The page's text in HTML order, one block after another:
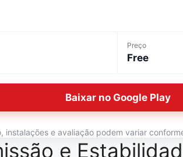
Preço
Free
Baixar no Google Play
instalações e avaliação podem variar
e